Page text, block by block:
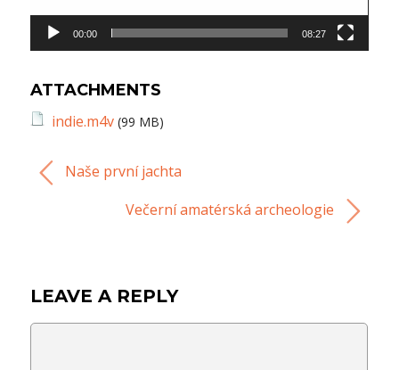
00:00 08:27
ATTACHMENTS
indie.m4v (99 MB)
Naše první jachta
Večerní amatérská archeologie
LEAVE A REPLY